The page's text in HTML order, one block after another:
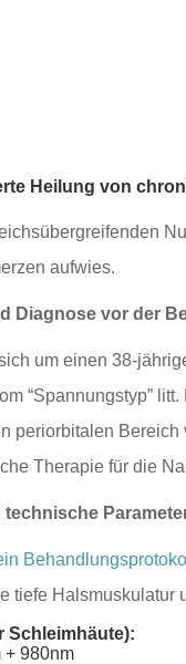
Heilung von
aufwies.
Diagnose vor der
um einen 38-
“Spannungstyp”
periorbitalen
Therapie für die
tiefe Halsmuskulatur
Schleimhäute):
+ 980nm